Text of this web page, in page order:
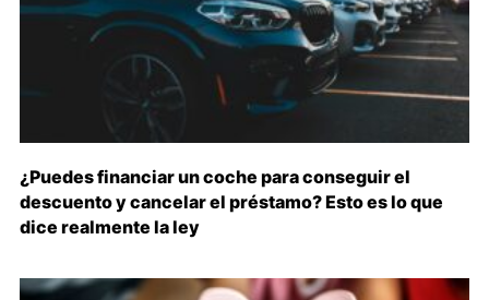
¿Puedes financiar un coche para conseguir el
descuento y cancelar el préstamo? Esto es lo que
dice realmente la ley